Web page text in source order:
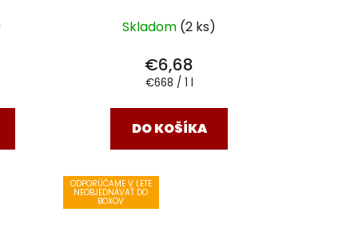
Skladom (2 ks)
€6,68
Jednotková
€668 / 1 l
DO KOŠÍKA
ODPORÚČAME V LETE
NEOBJEDNÁVAŤ DO
BOXOV